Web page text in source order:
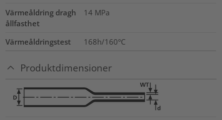
Värmeåldring dragh
ållfasthet
14 MPa
Värmeåldringstest 168h/160°C
Produktdimensioner